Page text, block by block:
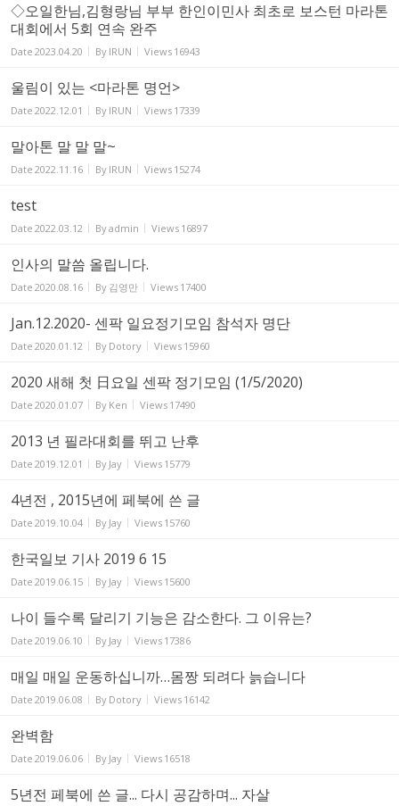
◇오일한님,김형랑님 부부 한인이민사 최초로 보스턴 마라톤
대회에서 5회 연속 완주
Date 2023.04.20 By IRUN Views 16943
울림이 있는 <마라톤 명언>
Date 2022.12.01 By IRUN Views 17339
말아톤 말 말 말~
Date 2022.11.16 By IRUN Views 15274
test
Date 2022.03.12 Byadmin Views 16897
인사의 말씀 올립니다.
Date 2020.08.16 By 김영만 Views 17400
Jan.12.2020- 센팍 일요정기모임 참석자 명단
Date 2020.01.12 By Dotory Views 15960
2020 새해 첫 日요일 센팍 정기모임 (1/5/2020)
Date 2020.01.07 By Ken Views 17490
2013 년 필라대회를 뛰고 난후
Date 2019.12.01 By Jay Views 15779
4년전 , 2015년에 페북에 쓴 글
Date 2019.10.04 By Jay Views 15760
한국일보 기사 2019 6 15
Date 2019.06.15 By Jay Views 15600
나이 들수록 달리기 기능은 감소한다. 그 이유는?
Date 2019.06.10 By Jay Views 17386
매일 매일 운동하십니까…몸짱 되려다 늙습니다
Date 2019.06.08 By Dotory Views 16142
완벽함
Date 2019.06.06 By Jay Views 16518
5년전 페북에 쓴 글... 다시 공감하며... 자살